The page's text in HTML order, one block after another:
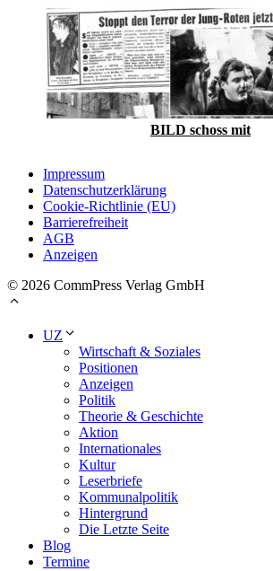
BILD schoss mit
Impressum
Datenschutzerklärung
Cookie-Richtlinie (EU)
Barrierefreiheit
AGB
Anzeigen
© 2026 CommPress Verlag GmbH
UZ
Wirtschaft & Soziales
Positionen
Anzeigen
Politik
Theorie & Geschichte
Aktion
Internationales
Kultur
Leserbriefe
Kommunalpolitik
Hintergrund
Die Letzte Seite
Blog
Termine